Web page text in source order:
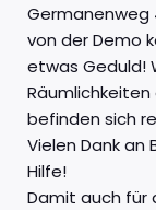
Germanenweg
von der Demo
etwas Geduld!
befinden sich
Vielen Dank an
Hilfe!
Damit auch für